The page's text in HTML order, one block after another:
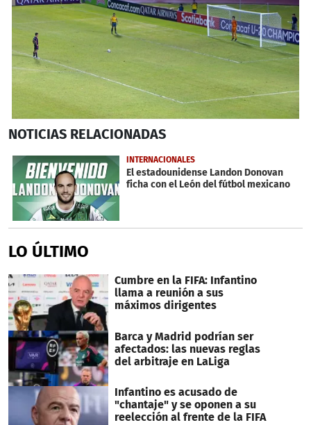
seconds
2
minutes,
seconds
NOTICIAS RELACIONADAS
INTERNACIONALES
El estadounidense Landon Donovan
ficha con el León del fútbol mexicano
LO ÚLTIMO
Cumbre en la FIFA: Infantino
llama a reunión a sus
máximos dirigentes
Barca y Madrid podrían ser
afectados: las nuevas reglas
del arbitraje en LaLiga
Infantino es acusado de
"chantaje" y se oponen a su
reelección al frente de la FIFA